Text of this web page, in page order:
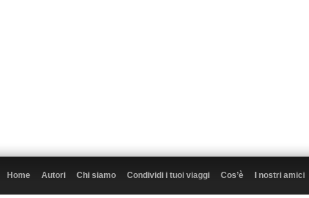
Home Autori Chi siamo Condividi i tuoi viaggi Cos’è I nostri amici